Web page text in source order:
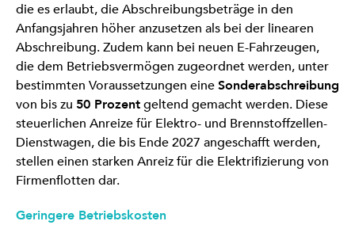
die es erlaubt, die Abschreibungsbeträge in den
Anfangsjahren höher anzusetzen als bei der linearen
Abschreibung. Zudem kann bei neuen E-Fahrzeugen,
die dem Betriebsvermögen zugeordnet werden, unter
bestimmten Voraussetzungen eineSonderabschreibung
von bis zu 50 Prozentgeltend gemacht werden. Diese
steuerlichen Anreize für Elektro- und Brennstoffzellen-
Dienstwagen, die bis Ende 2027 angeschafft werden,
stellen einen starken Anreiz für die Elektrifizierung von
Firmenflotten dar.
Geringere Betriebskosten